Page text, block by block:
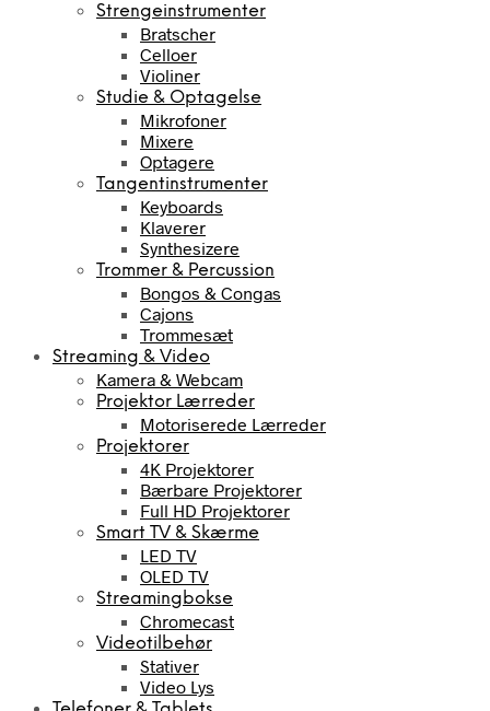
Strengeinstrumenter
Bratscher
Celloer
Violiner
Studie & Optagelse
Mikrofoner
Mixere
Optagere
Tangentinstrumenter
Keyboards
Klaverer
Synthesizere
Trommer & Percussion
Bongos & Congas
Cajons
Trommesæt
Streaming & Video
Kamera & Webcam
Projektor Lærreder
Motoriserede Lærreder
Projektorer
4K Projektorer
Bærbare Projektorer
Full HD Projektorer
Smart TV & Skærme
LED TV
OLED TV
Streamingbokse
Chromecast
Videotilbehør
Stativer
Video Lys